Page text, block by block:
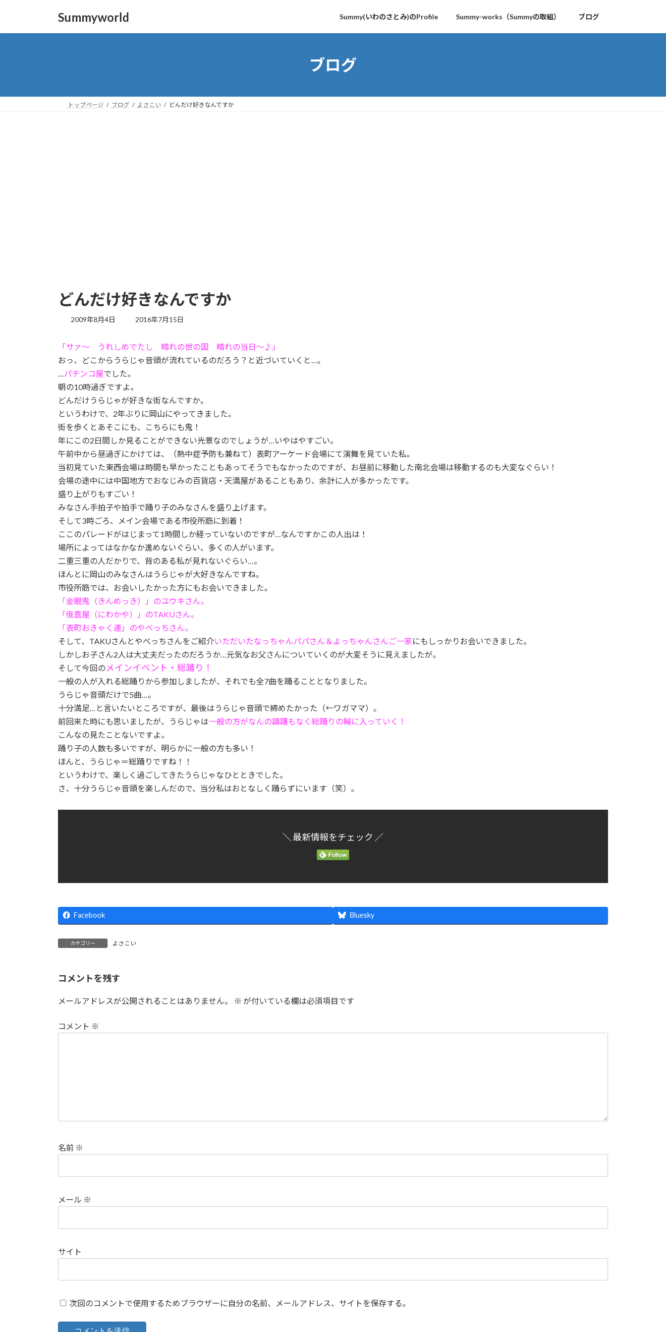
Summyworld Summy(いわのさとみ)のProfile Summy-works（Summyの取組） ブログ
ブログ
トップページ ブログ よさこい どんだけ好きなんですか
どんだけ好きなんですか
2009年8月4日
最
新
日
2016年7月15日
「サァ～ うれしめでたし 晴れの世の国 晴れの当日～♪」
おっ、どこからうらじゃ音頭が流れているのだろう？と近づいていくと…。
パチンコ屋でした。
朝の10時過ぎですよ。
どんだけうらじゃが好きな街なんですか。
というわけで、2年ぶりに岡山にやってきました。
街を歩くとあそこにも、こちらにも鬼！
年にこの2日間しか見ることができない光景なのでしょうが…いやはやすごい。
午前中から昼過ぎにかけては、（熱中症予防も兼ねて）表町アーケード会場にて演舞を見ていた私。
当初見ていた東西会場は時間も早かったこともあってそうでもなかったのですが、お昼前に移動した南北会場は移動するのも大変なぐらい！
会場の途中には中国地方でおなじみの百貨店・天満屋があることもあり、余計に人が多かったです。
盛り上がりもすごい！
みなさん手拍子や拍手で踊り子のみなさんを盛り上げます。
そして3時ごろ、メイン会場である市役所筋に到着！
ここのパレードがはじまって1時間しか経っていないのですが…なんですかこの人出は！
場所によってはなかなか進めないぐらい、多くの人がいます。
二重三重の人だかりで、背のある私が見れないぐらい…。
ほんとに岡山のみなさんはうらじゃが大好きなんですね。
市役所筋では、お会いしたかった方にもお会いできました。
「金眼鬼（きんめっき）」のユウキさん。
「俄嘉屋（にわかや）」のTAKUさん。
「表町おきゃく連」のやべっちさん。
そして、TAKUさんとやべっちさんをご紹介いただいたなっちゃんパパさん＆よっちゃんさんご一家にもしっかりお会いできました。
しかしお子さん2人は大丈夫だったのだろうか…元気なお父さんについていくのが大変そうに見えましたが。
そして今回の メインイベント・総踊り！
一般の人が入れる総踊りから参加しましたが、それでも全7曲を踊ることとなりました。
うらじゃ音頭だけで5曲…。
十分満足…と言いたいところですが、最後はうらじゃ音頭で締めたかった（←ワガママ）。
前回来た時にも思いましたが、うらじゃは一般の方がなんの躊躇もなく総踊りの輪に入っていく！
こんなの見たことないですよ。
踊り子の人数も多いですが、明らかに一般の方も多い！
ほんと、うらじゃ＝総踊りですね！！
というわけで、楽しく過ごしてきたうらじゃなひとときでした。
さ、十分うらじゃ音頭を楽しんだので、当分私はおとなしく踊らずにいます（笑）。
＼ 最新情報をチェック ／
Facebook Bluesky
カテゴリー よさこい
コメントを残す
メールアドレスが公開されることはありません。 ※ が付いている欄は必須項目です
コメント ※
名前 ※
メール ※
サイト
次回のコメントで使用するためブラウザーに自分の名前、メールアドレス、サイトを保存する。